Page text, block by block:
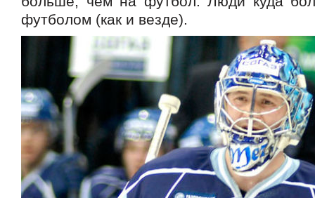
футболом (как и везде).